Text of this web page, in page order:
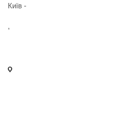
Київ -
,